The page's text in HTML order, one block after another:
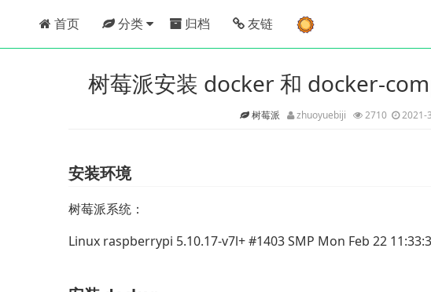
首页 分类 归档 友链
树莓派安装 docker 和 docker-
树莓派 zhuoyuebiji 2710 2021-
安装环境
树莓派系统：
Linux raspberrypi 5.10.17-v7l+ #1403 SMP Mon Feb 22